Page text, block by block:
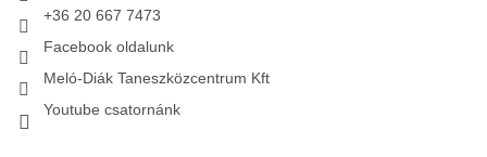
+36 20 667 7473
Facebook oldalunk
Meló-Diák Taneszközcentrum Kft
Youtube csatornánk